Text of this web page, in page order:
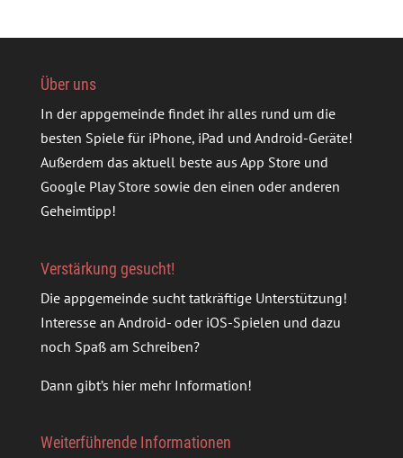
Über uns
In der appgemeinde findet ihr alles rund um die
besten Spiele für iPhone, iPad und Android-Geräte!
Außerdem das aktuell beste aus App Store und
Google Play Store sowie den einen oder anderen
Geheimtipp!
Verstärkung gesucht!
Die appgemeinde sucht tatkräftige Unterstützung!
Interesse an Android- oder iOS-Spielen und dazu
noch Spaß am Schreiben?
Dann gibt’s hier mehr Information!
Weiterführende Informationen